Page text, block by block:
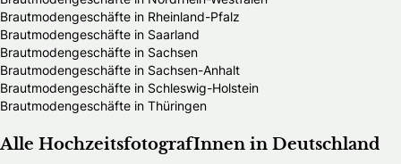
Brautmodengeschäfte in Rheinland-Pfalz
Brautmodengeschäfte in Saarland
Brautmodengeschäfte in Sachsen
Brautmodengeschäfte in Sachsen-Anhalt
Brautmodengeschäfte in Schleswig-Holstein
Brautmodengeschäfte in Thüringen
Alle HochzeitsfotografInnen in Deutschland